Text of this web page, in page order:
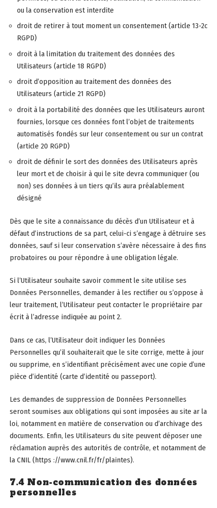
ou la conservation est interdite
droit de retirer à tout moment un consentement (article 13-2c
RGPD)
droit à la limitation du traitement des données des
Utilisateurs (article 18 RGPD)
droit d’opposition au traitement des données des
Utilisateurs (article 21 RGPD)
droit à la portabilité des données que les Utilisateurs auront
fournies, lorsque ces données font l’objet de traitements
automatisés fondés sur leur consentement ou sur un contrat
(article 20 RGPD)
droit de définir le sort des données des Utilisateurs après
leur mort et de choisir à qui le site devra communiquer (ou
non) ses données à un tiers qu’ils aura préalablement
désigné
Dès que le site a connaissance du décès d’un Utilisateur et à
défaut d’instructions de sa part, celui-ci s’engage à détruire ses
données, sauf si leur conservation s’avère nécessaire à des fins
probatoires ou pour répondre à une obligation légale.
Si l’Utilisateur souhaite savoir comment le site utilise ses
Données Personnelles, demander à les rectifier ou s’oppose à
leur traitement, l’Utilisateur peut contacter le propriétaire par
écrit à l’adresse indiquée au point 2.
Dans ce cas, l’Utilisateur doit indiquer les Données
Personnelles qu’il souhaiterait que le site corrige, mette à jour
ou supprime, en s’identifiant précisément avec une copie d’une
pièce d’identité (carte d’identité ou passeport).
Les demandes de suppression de Données Personnelles
seront soumises aux obligations qui sont imposées au site ar la
loi, notamment en matière de conservation ou d’archivage des
documents. Enfin, les Utilisateurs du site peuvent déposer une
réclamation auprès des autorités de contrôle, et notamment de
la CNIL (https ://www.cnil.fr/fr/plaintes).
7.4 Non-communication des données
personnelles